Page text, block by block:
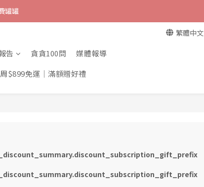
罐罐
繁體中文
告 貪貪100問
媒體報導
$899免運｜滿額贈好禮